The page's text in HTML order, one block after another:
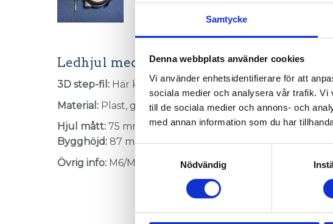
Samtycke
Denna webbplats använder cookies
Vi använder enhetsidentifierare för att
sociala medier och analysera vår trafik. Vi
till de sociala medier och annons- och
med annan information som du har
Nödvändig
Ledhjul med broms.
3D step-fil: Här kan du hämta en 3D step-fil012-025
Material: Plast, grå. Gummi. Stål, elförzinkat.
Hjul mått: 75 mm
Bygghöjd: 87 mm
Övrig info: M6/M8 hjultapp, Max belastning 50 kg/st vid